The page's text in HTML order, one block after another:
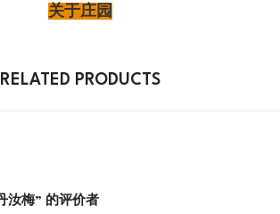
关于庄园
RELATED PRODUCTS
汝梅” 的评价者